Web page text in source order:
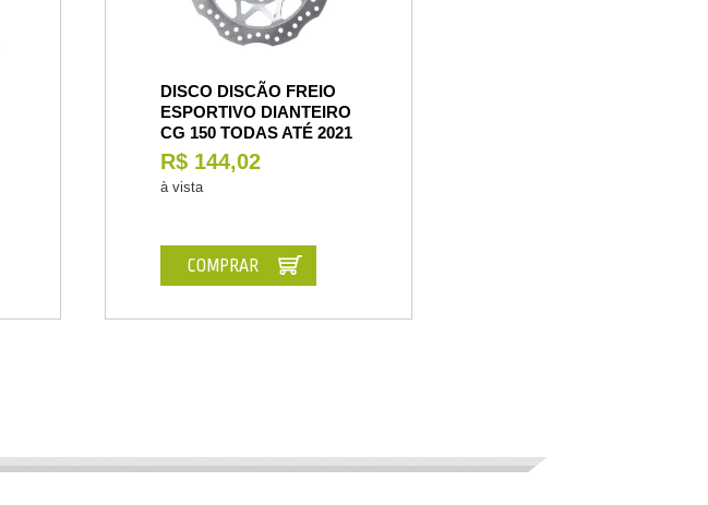
DISCO DISCÃO FREIO
ESPORTIVO DIANTEIRO
CG 150 TODAS ATÉ 2021
R$ 144,02
à vista
COMPRAR